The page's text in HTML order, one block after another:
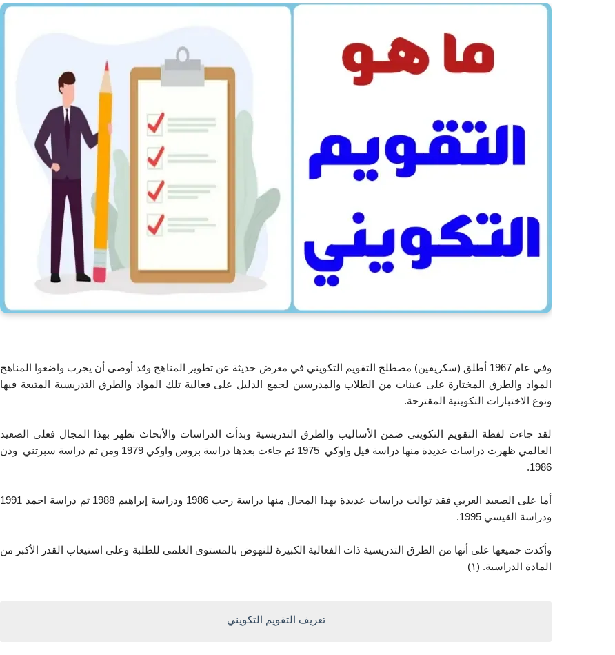
وفي عام 1967 أطلق (سكريفين) مصطلح التقويم التكويني في معرض حديثة عن تطوير المناهج وقد أوصى أن يجرب واضعوا المناهج
المواد والطرق المختارة على عينات من الطلاب والمدرسين لجمع الدليل على فعالية تلك المواد والطرق التدريسية المتبعة فيها
ونوع الاختبارات التكوينية المقترحة.
لقد جاءت لفظة التقويم التكويني ضمن الأساليب والطرق التدريسية وبدأت الدراسات والأبحاث تظهر بهذا المجال فعلى الصعيد
العالمي ظهرت دراسات عديدة منها دراسة فيل واوكي 1975 ثم جاءت بعدها دراسة بروس واوكي 1979 ومن ثم دراسة سبرتني ودن
1986.
أما على الصعيد العربي فقد توالت دراسات عديدة بهذا المجال منها دراسة رجب 1986 ودراسة إبراهيم 1988 ثم دراسة احمد 1991
ودراسة القيسي 1995.
وأكدت جميعها على أنها من الطرق التدريسية ذات الفعالية الكبيرة للنهوض بالمستوى العلمي للطلبة وعلى استيعاب القدر الأكبر من
المادة الدراسية. (١)
تعريف التقويم التكويني